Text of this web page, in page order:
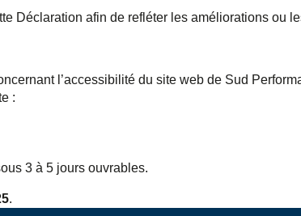
Déclaration afin de refléter les améliorations ou
l’accessibilité du site web de Sud
:
3 à 5 jours ouvrables.
.